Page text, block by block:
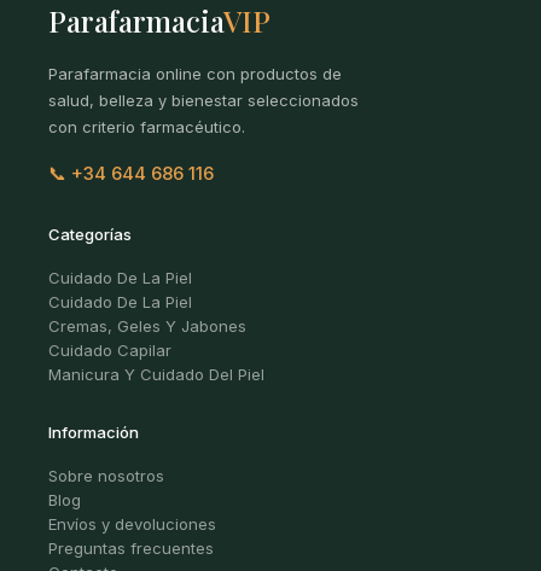
ParafarmaciaVIP
Parafarmacia online con productos de
salud, belleza y bienestar seleccionados
con criterio farmacéutico.
📞 +34 644 686 116
Categorías
Cuidado De La Piel
Cuidado De La Piel
Cremas, Geles Y Jabones
Cuidado Capilar
Manicura Y Cuidado Del Piel
Información
Sobre nosotros
Blog
Envíos y devoluciones
Preguntas frecuentes